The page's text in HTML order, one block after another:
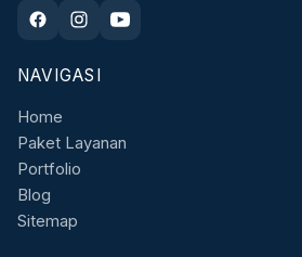
NAVIGASI
Home
Paket Layanan
Portfolio
Blog
Sitemap